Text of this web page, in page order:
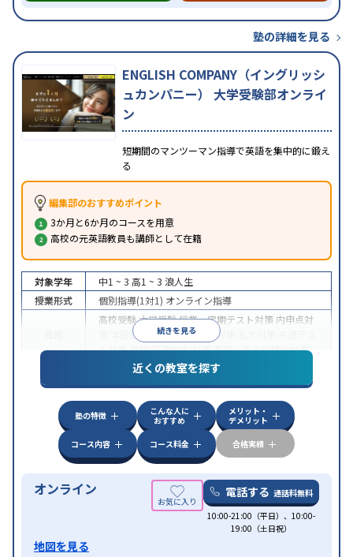
塾の詳細を見る
ENGLISH COMPANY（イングリッシ
ュカンパニー） 大学受験部オンライ
ン
短期間のマンツーマン指導で英語を集中的に鍛え
る
編集部のおすすめポイント
3か月と6か月のコースを用意
高校の元英語教員も講師として在籍
続きを見る
対象学年 中1 ~ 3 高1 ~ 3 浪人生
授業形式
個別指導(1対1) オンライン指導
高校受験大学受験授業・定期テスト対策 内申点対
学習習慣の定着国公立大対策
ト対策英検(英語検定)対策英語・英会話特化対策
特徴
中高一貫校生に対応授業の振替可能
学習にPC・タブレットを利用オンライン対応1
科目から受講可能
近くの教室を探す
塾の特徴
こんな人に
おすすめ
メリット・
デメリット
コース内容
コース料金 合格実績
オンライン 電話する 通話料無料
10:00-21:00（平日）、10:00-
19:00（土日祝）
地図を見る